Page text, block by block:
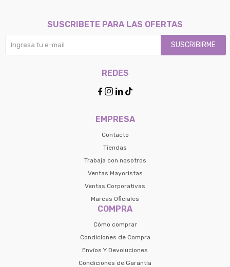
EMPRESA
Contacto
Tiendas
Trabaja con nosotros
Ventas Mayoristas
Ventas Corporativas
Marcas Oficiales
COMPRA
Cómo comprar
Condiciones de Compra
Envíos Y Devoluciones
Condiciones de Garantía
SUSCRIBETE PARA LAS OFERTAS
SUSCRIBIRME
REDES
   